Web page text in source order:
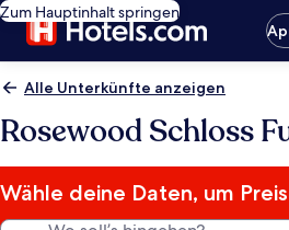
Zum Hauptinhalt springen
Alle Unterkünfte anzeigen
Rosewood Schloss
Wähle deine Daten, um